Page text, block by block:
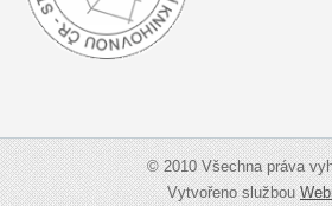
© 2010 Všechna práva
Vytvořeno službou